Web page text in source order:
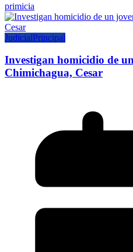
primicia
JudicialPrincipal
Investigan homicidio de
Chimichagua, Cesar